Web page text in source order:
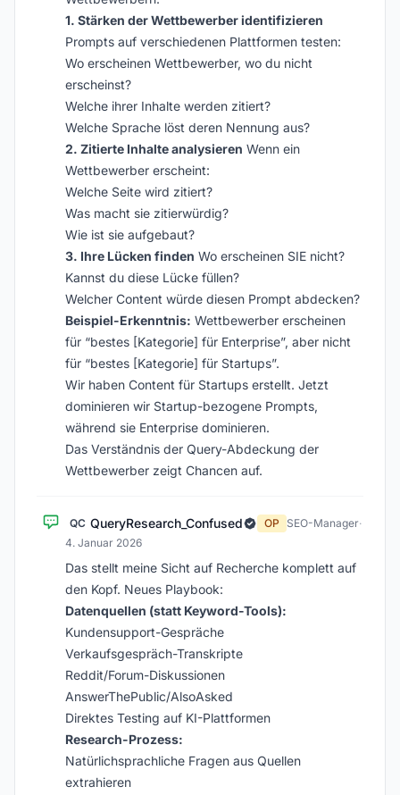
1. Stärken der Wettbewerber identifizieren
Prompts auf verschiedenen Plattformen testen:
Wo erscheinen Wettbewerber, wo du nicht
erscheinst?
Welche ihrer Inhalte werden zitiert?
Welche Sprache löst deren Nennung aus?
2. Zitierte Inhalte analysieren Wenn ein
Wettbewerber erscheint:
Welche Seite wird zitiert?
Was macht sie zitierwürdig?
Wie ist sie aufgebaut?
3. Ihre Lücken finden Wo erscheinen SIE nicht?
Kannst du diese Lücke füllen?
Welcher Content würde diesen Prompt abdecken?
Beispiel-Erkenntnis: Wettbewerber erscheinen
für “bestes [Kategorie] für Enterprise”, aber nicht
für “bestes [Kategorie] für Startups”.
Wir haben Content für Startups erstellt. Jetzt
dominieren wir Startup-bezogene Prompts,
während sie Enterprise dominieren.
Das Verständnis der Query-Abdeckung der
Wettbewerber zeigt Chancen auf.
QC QueryResearch_Confused OP SEO-Manager·
4. Januar 2026
Das stellt meine Sicht auf Recherche komplett auf
den Kopf. Neues Playbook:
Datenquellen (statt Keyword-Tools):
Kundensupport-Gespräche
Verkaufsgespräch-Transkripte
Reddit/Forum-Diskussionen
AnswerThePublic/AlsoAsked
Direktes Testing auf KI-Plattformen
Research-Prozess:
Natürlichsprachliche Fragen aus Quellen
extrahieren